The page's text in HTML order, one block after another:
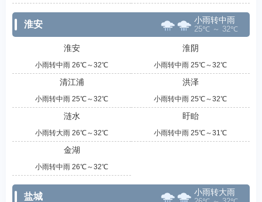
淮安 小雨转中雨
25℃ ～ 32℃
淮安
小雨转中雨 26℃～32℃
淮阴
小雨转中雨 25℃～32℃
清江浦
小雨转中雨 25℃～32℃
洪泽
小雨转中雨 25℃～32℃
涟水
小雨转大雨 26℃～32℃
盱眙
小雨转中雨 25℃～31℃
金湖
小雨转中雨 26℃～32℃
盐城 小雨转大雨